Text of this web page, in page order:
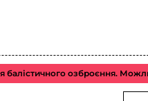
озброєння.